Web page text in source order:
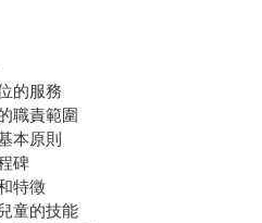
的服務
職責範圍
本原則
碑
特徵
童的技能